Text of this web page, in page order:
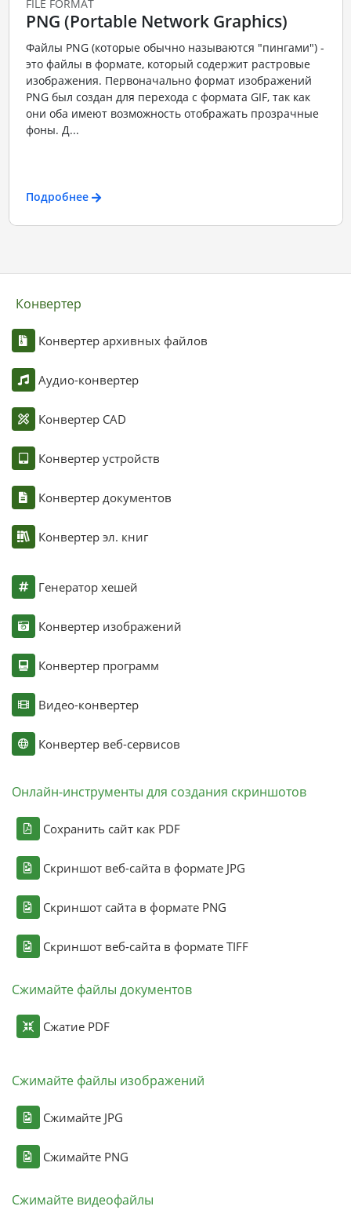
FILE FORMAT
PNG (Portable Network Graphics)
Файлы PNG (которые обычно называются "пингами") -
это файлы в формате, который содержит растровые
изображения. Первоначально формат изображений
PNG был создан для перехода с формата GIF, так как
они оба имеют возможность отображать прозрачные
фоны. Д...
Подробнее
Конвертер
Конвертер архивных файлов
Аудио-конвертер
Конвертер CAD
Конвертер устройств
Конвертер документов
Конвертер эл. книг
Генератор хешей
Конвертер изображений
Конвертер программ
Видео-конвертер
Конвертер веб-сервисов
Онлайн-инструменты для создания скриншотов
Сохранить сайт как PDF
Скриншот веб-сайта в формате JPG
Скриншот сайта в формате PNG
Скриншот веб-сайта в формате TIFF
Сжимайте файлы документов
Сжатие PDF
Сжимайте файлы изображений
Сжимайте JPG
Сжимайте PNG
Сжимайте видеофайлы